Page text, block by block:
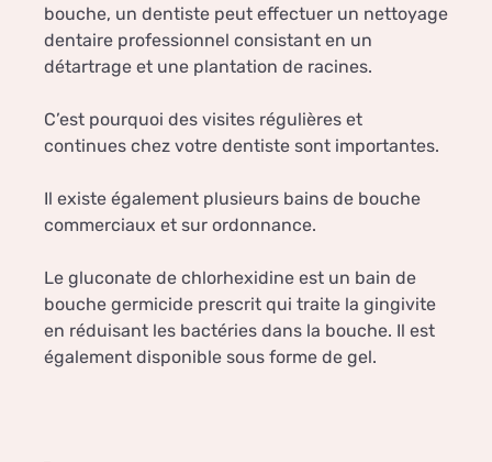
bouche, un dentiste peut effectuer un nettoyage
dentaire professionnel consistant en un
détartrage et une plantation de racines.
C’est pourquoi des visites régulières et
continues chez votre dentiste sont importantes.
Il existe également plusieurs bains de bouche
commerciaux et sur ordonnance.
Le gluconate de chlorhexidine est un bain de
bouche germicide prescrit qui traite la gingivite
en réduisant les bactéries dans la bouche. Il est
également disponible sous forme de gel.